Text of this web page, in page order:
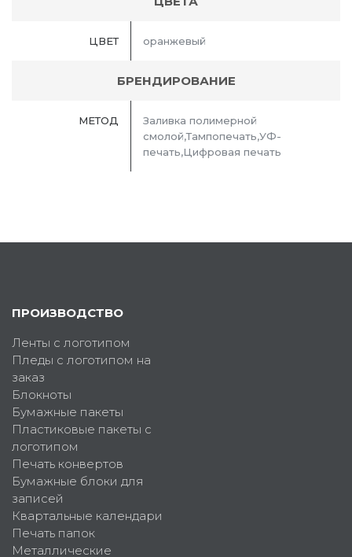
ЦВЕТ оранжевый
БРЕНДИРОВАНИЕ
МЕТОД
Заливка полимерной
смолой,Тампопечать,УФ-
печать,Цифровая печать
ПРОИЗВОДСТВО
Ленты с логотипом
Пледы с логотипом на
заказ
Блокноты
Бумажные пакеты
Пластиковые пакеты с
логотипом
Печать конвертов
Бумажные блоки для
записей
Квартальные календари
Печать папок
Металлические